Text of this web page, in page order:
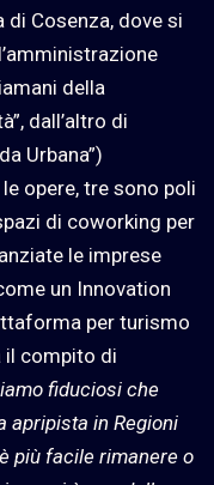
di Cosenza, dove si
della
dall’altro di
Urbana”)
opere, tre sono poli
di coworking per
le imprese
un Innovation
per turismo
il compito di
fiduciosi che
apripista in Regioni
più facile rimanere o